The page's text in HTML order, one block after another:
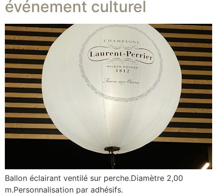
événement culturel
Ballon éclairant ventilé sur perche.Diamètre 2,00
m.Personnalisation par adhésifs.